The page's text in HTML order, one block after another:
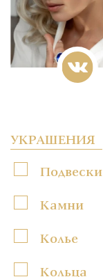
УКРАШЕНИЯ
Подвески
Камни
Колье
Кольца